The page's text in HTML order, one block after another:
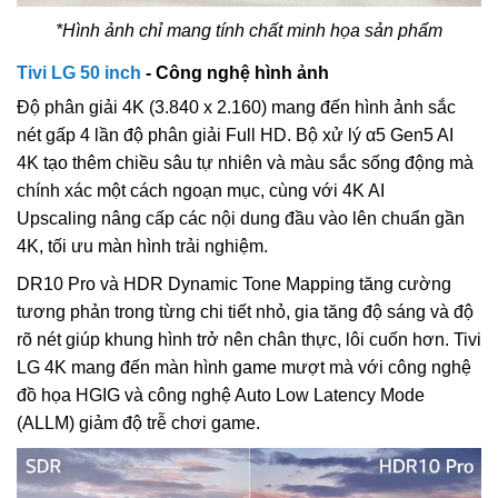
*Hình ảnh chỉ mang tính chất minh họa sản phẩm
Tivi LG 50 inch - Công nghệ hình ảnh
Độ phân giải 4K (3.840 x 2.160) mang đến hình ảnh sắc
nét gấp 4 lần độ phân giải Full HD. Bộ xử lý α5 Gen5 AI
4K tạo thêm chiều sâu tự nhiên và màu sắc sống động mà
chính xác một cách ngoạn mục, cùng với 4K AI
Upscaling nâng cấp các nội dung đầu vào lên chuẩn gần
4K, tối ưu màn hình trải nghiệm.
DR10 Pro và HDR Dynamic Tone Mapping tăng cường
tương phản trong từng chi tiết nhỏ, gia tăng độ sáng và độ
rõ nét giúp khung hình trở nên chân thực, lôi cuốn hơn. Tivi
LG 4K mang đến màn hình game mượt mà với công nghệ
đồ họa HGIG và công nghệ Auto Low Latency Mode
(ALLM) giảm độ trễ chơi game.